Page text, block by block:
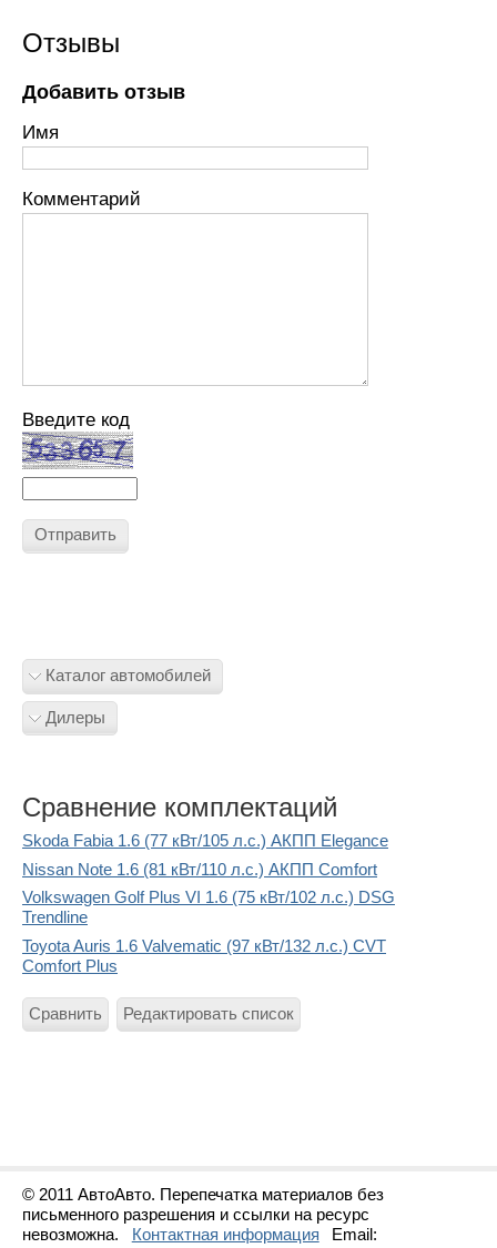
Отзывы
Добавить отзыв
Имя
Комментарий
Введите код
Отправить
Каталог автомобилей
Дилеры
Сравнение комплектаций
Skoda Fabia 1.6 (77 кВт/105 л.с.) АКПП Elegance
Nissan Note 1.6 (81 кВт/110 л.с.) АКПП Comfort
Volkswagen Golf Plus VI 1.6 (75 кВт/102 л.с.) DSG
Trendline
Toyota Auris 1.6 Valvematic (97 кВт/132 л.с.) CVT
Comfort Plus
Сравнить Редактировать список
© 2011 АвтоАвто. Перепечатка материалов без
письменного разрешения и ссылки на ресурс
невозможна.
Контактная информация
Email: